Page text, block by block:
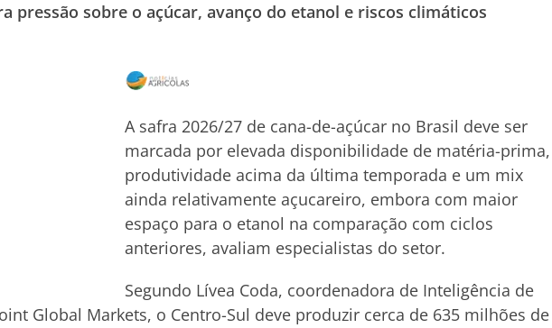
pressão sobre o açúcar, avanço do etanol e riscos climáticos
A safra 2026/27 de cana-de-açúcar no Brasil deve ser
marcada por elevada disponibilidade de matéria-prima,
produtividade acima da última temporada e um mix
ainda relativamente açucareiro, embora com maior
espaço para o etanol na comparação com ciclos
anteriores, avaliam especialistas do setor.
Segundo Lívea Coda, coordenadora de Inteligência de
Global Markets, o Centro-Sul deve produzir cerca de 635 milhões de